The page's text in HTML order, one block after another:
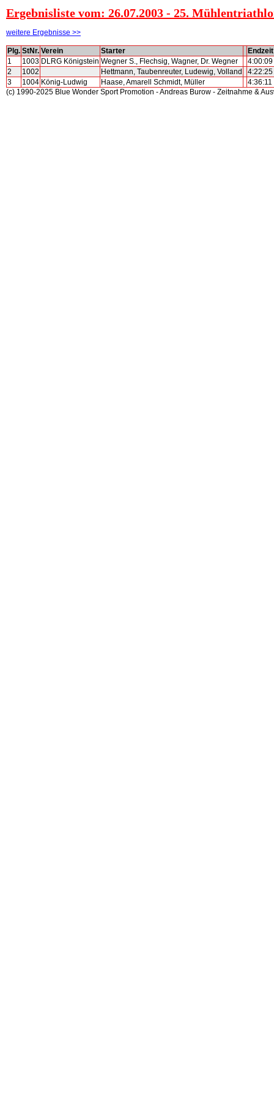
Ergebnisliste vom: 26.07.2003 - 25.
weitere Ergebnisse >>
Plg. StNr. Verein Starter
Endzeit
1
1003 DLRG Königstein Wegner S., Flechsig, Wagner, Dr. Wegner
4:00:09
2
1002 Hettmann, Taubenreuter, Ludewig, Volland
4:22:25
3
1004 König-Ludwig Haase, Amarell Schmidt, Müller
4:36:11
(c) 1990-2025 Blue Wonder Sport Promotion - Andreas Burow - Zeitnahme &